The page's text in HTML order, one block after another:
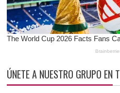
ÚNETE A NUESTRO GRUPO EN